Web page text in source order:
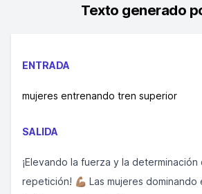
Texto generado
ENTRADA
mujeres entrenando tren superior
SALIDA
¡Elevando la fuerza y la determinación
repetición! 💪🏽 Las mujeres